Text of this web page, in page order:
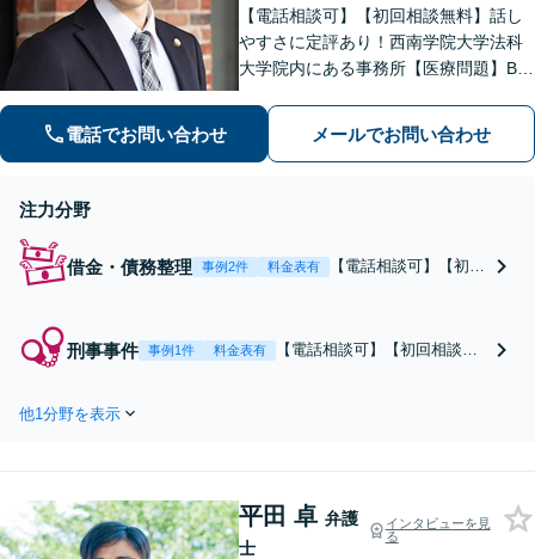
【電話相談可】【初回相談無料】話し
やすさに定評あり！西南学院大学法科
大学院内にある事務所【医療問題】B型
理の解決実績100件以上【刑事事件】粘
り強い交渉。迅速に接見します【当
電話でお問い合わせ メールでお問い合わせ
注力分野
借金・債務整理 事例2件 料金表有
【電話相談可】【初回
破産管財人の経験もあ
り。自己破産／任意整
ある事務所」【完全個
室】【西新駅5分】
刑事事件 事例1件 料金表有
【電話相談可】【初回相談無
前のご相談も可能「話しやす
法科大学院内にある事務所」
【完全個室】【西新駅5分】
他1分野を表示
平田 卓 弁護
士
インタビューを見
る